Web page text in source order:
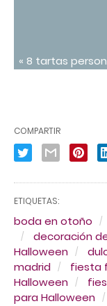
« 8 tartas
COMPARTIR
ETIQUETAS:
boda en otoño
decoración
Halloween
madrid
fiesta
Halloween
para Halloween